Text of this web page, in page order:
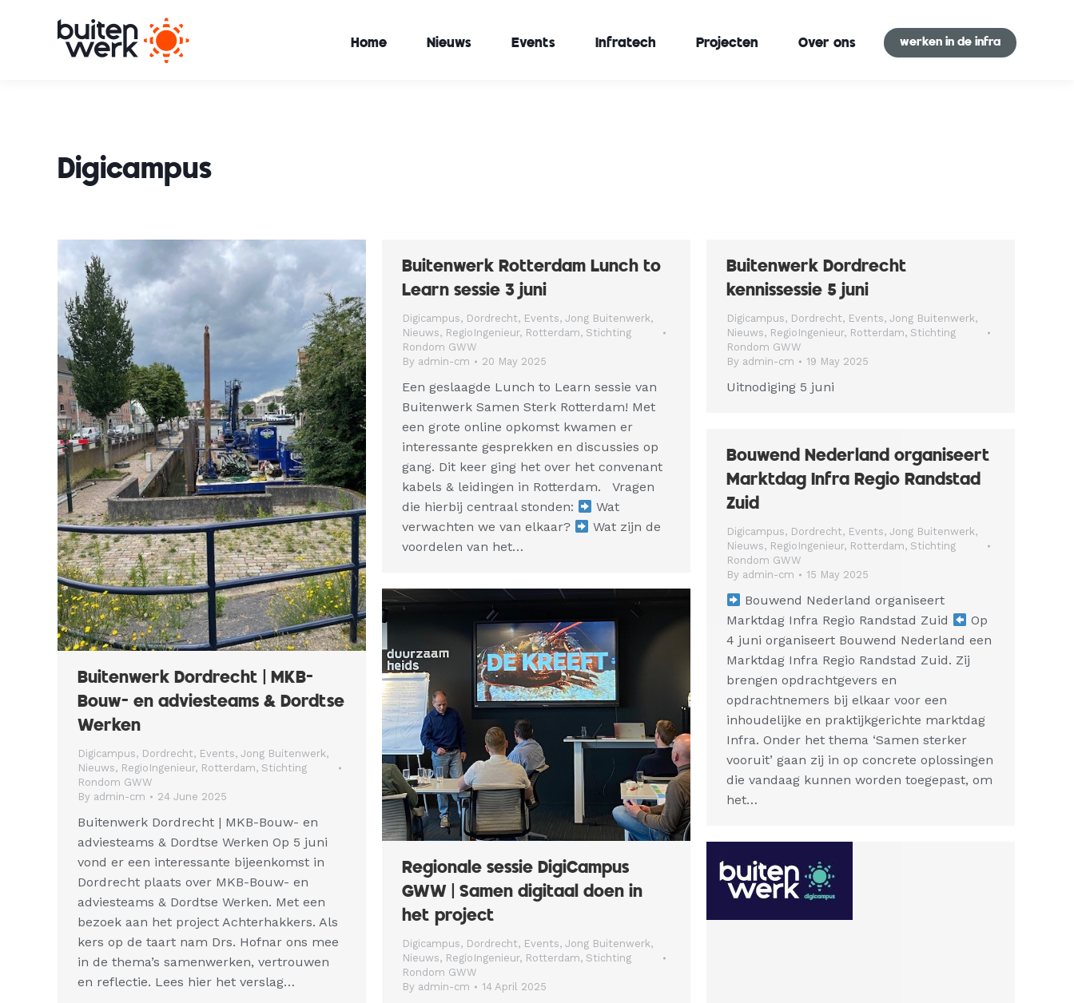
Home Nieuws Events Infratech Projecten Over ons werken in de infra
Digicampus
Buitenwerk Dordrecht | MKB-
Bouw- en adviesteams & Dordtse
Werken
Digicampus, Dordrecht, Events, Jong Buitenwerk,
Nieuws, RegioIngenieur, Rotterdam, Stichting
Rondom GWW
By admin-cm 24 June 2025
Buitenwerk Dordrecht | MKB-Bouw- en
adviesteams & Dordtse Werken Op 5 juni
vond er een interessante bijeenkomst in
Dordrecht plaats over MKB-Bouw- en
adviesteams & Dordtse Werken. Met een
bezoek aan het project Achterhakkers. Als
kers op de taart nam Drs. Hofnar ons mee
in de thema’s samenwerken, vertrouwen
en reflectie. Lees hier het verslag…
Buitenwerk Rotterdam Lunch to
Learn sessie 3 juni
Digicampus, Dordrecht, Events, Jong Buitenwerk,
Nieuws, RegioIngenieur, Rotterdam, Stichting
Rondom GWW
By admin-cm 20 May 2025
Een geslaagde Lunch to Learn sessie van
Buitenwerk Samen Sterk Rotterdam! Met
een grote online opkomst kwamen er
interessante gesprekken en discussies op
gang. Dit keer ging het over het convenant
kabels & leidingen in Rotterdam. Vragen
die hierbij centraal stonden:
Wat
verwachten we van elkaar?
Wat zijn de
voordelen van het…
Buitenwerk Dordrecht
kennissessie 5 juni
Digicampus, Dordrecht, Events, Jong Buitenwerk,
Nieuws, RegioIngenieur, Rotterdam, Stichting
Rondom GWW
By admin-cm 19 May 2025
Uitnodiging 5 juni
Bouwend Nederland organiseert
Marktdag Infra Regio Randstad
Zuid
Digicampus, Dordrecht, Events, Jong Buitenwerk,
Nieuws, RegioIngenieur, Rotterdam, Stichting
Rondom GWW
By admin-cm 15 May 2025
Bouwend Nederland organiseert
Marktdag Infra Regio Randstad Zuid
Op
4 juni organiseert Bouwend Nederland een
Marktdag Infra Regio Randstad Zuid. Zij
brengen opdrachtgevers en
opdrachtnemers bij elkaar voor een
inhoudelijke en praktijkgerichte marktdag
Infra. Onder het thema ‘Samen sterker
vooruit’ gaan zij in op concrete oplossingen
die vandaag kunnen worden toegepast, om
het…
Regionale sessie DigiCampus
GWW | Samen digitaal doen in
het project
Digicampus, Dordrecht, Events, Jong Buitenwerk,
Nieuws, RegioIngenieur, Rotterdam, Stichting
Rondom GWW
By admin-cm 14 April 2025